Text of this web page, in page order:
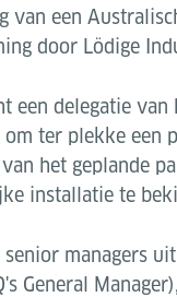
van een
door Lödige
een delegatie
om ter plekke een
het geplande
installatie te
senior managers
General